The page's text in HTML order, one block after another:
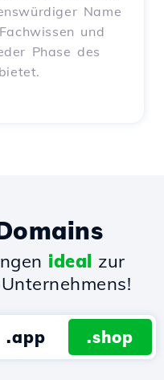
Name
und
Phase des
ideal zur
.app .shop